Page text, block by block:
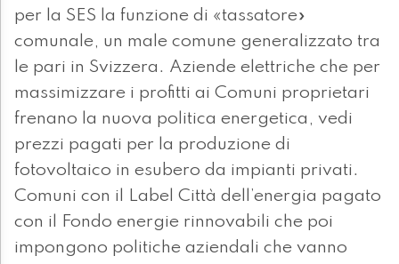
per la SES la funzione di «tassatore»
comunale, un male comune generalizzato tra
le pari in Svizzera. Aziende elettriche che per
massimizzare i profitti ai Comuni proprietari
frenano la nuova politica energetica, vedi
prezzi pagati per la produzione di
fotovoltaico in esubero da impianti privati.
Comuni con il Label Città dell’energia pagato
con il Fondo energie rinnovabili che poi
impongono politiche aziendali che vanno